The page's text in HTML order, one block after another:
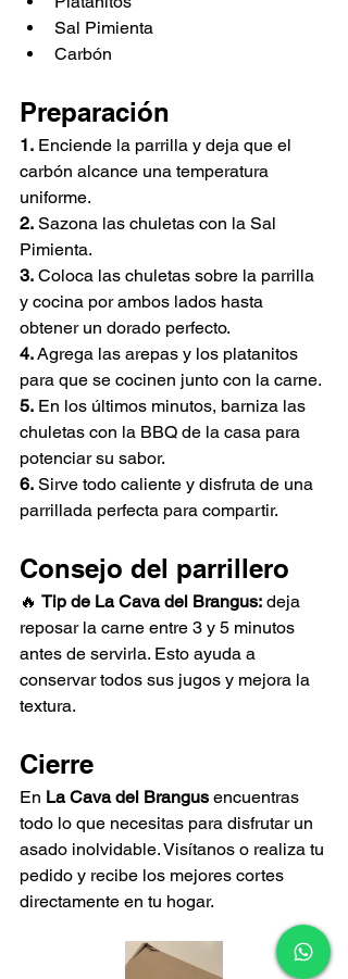
Sal Pimienta
Carbón
Preparación
1. Enciende la parrilla y deja que el
carbón alcance una temperatura
uniforme.
2. Sazona las chuletas con la Sal
Pimienta.
3. Coloca las chuletas sobre la parrilla
y cocina por ambos lados hasta
obtener un dorado perfecto.
4. Agrega las arepas y los platanitos
para que se cocinen junto con la carne.
5. En los últimos minutos, barniza las
chuletas con la BBQ de la casa para
potenciar su sabor.
6. Sirve todo caliente y disfruta de una
parrillada perfecta para compartir.
Consejo del parrillero
🔥 Tip de La Cava del Brangus: deja
reposar la carne entre 3 y 5 minutos
antes de servirla. Esto ayuda a
conservar todos sus jugos y mejora la
textura.
Cierre
En La Cava del Brangus encuentras
todo lo que necesitas para disfrutar un
asado inolvidable. Visítanos o realiza tu
pedido y recibe los mejores cortes
directamente en tu hogar.